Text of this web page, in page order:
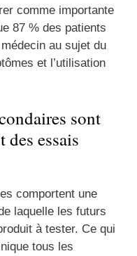
comme importante
87 % des patients
au sujet du
et l’utilisation
sont
essais
comportent une
laquelle les futurs
à tester. Ce qui
tous les